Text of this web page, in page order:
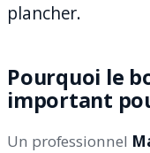
plancher.
Pourquoi le
important
Un professionnel